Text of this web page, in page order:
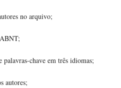
no arquivo;
palavras-chave em três idiomas;
autores;